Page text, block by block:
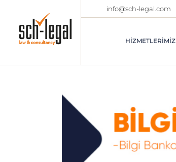
info@sch-legal.com
HIZMETLERIMIZ